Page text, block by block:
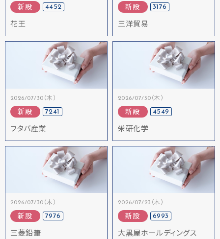
新設 4452
花王
新設 3176
三洋貿易
2026/07/30（木）
新設 7241
フタバ産業
2026/07/30（木）
新設 4549
栄研化学
2026/07/30（木）
新設 7976
三菱鉛筆
2026/07/23（木）
新設 6993
大黒屋ホールディングス